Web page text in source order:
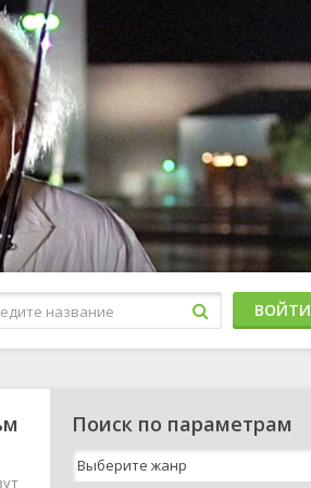
ВОЙТИ
Поиск по параметрам